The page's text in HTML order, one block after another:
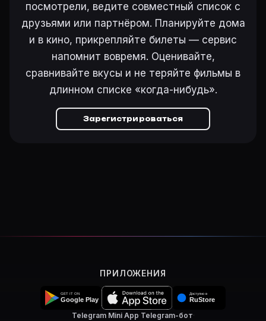
посмотрели, ведите совместный список с
друзьями или партнёром. Планируйте дома
и в кино, прикрепляйте билеты — сервис
напомнит вовремя. Оценивайте,
сравнивайте вкусы и не теряйте фильмы в
длинном списке «когда-нибудь».
Зарегистрироваться
ПРИЛОЖЕНИЯ
Telegram Mini App·Telegram-бот·